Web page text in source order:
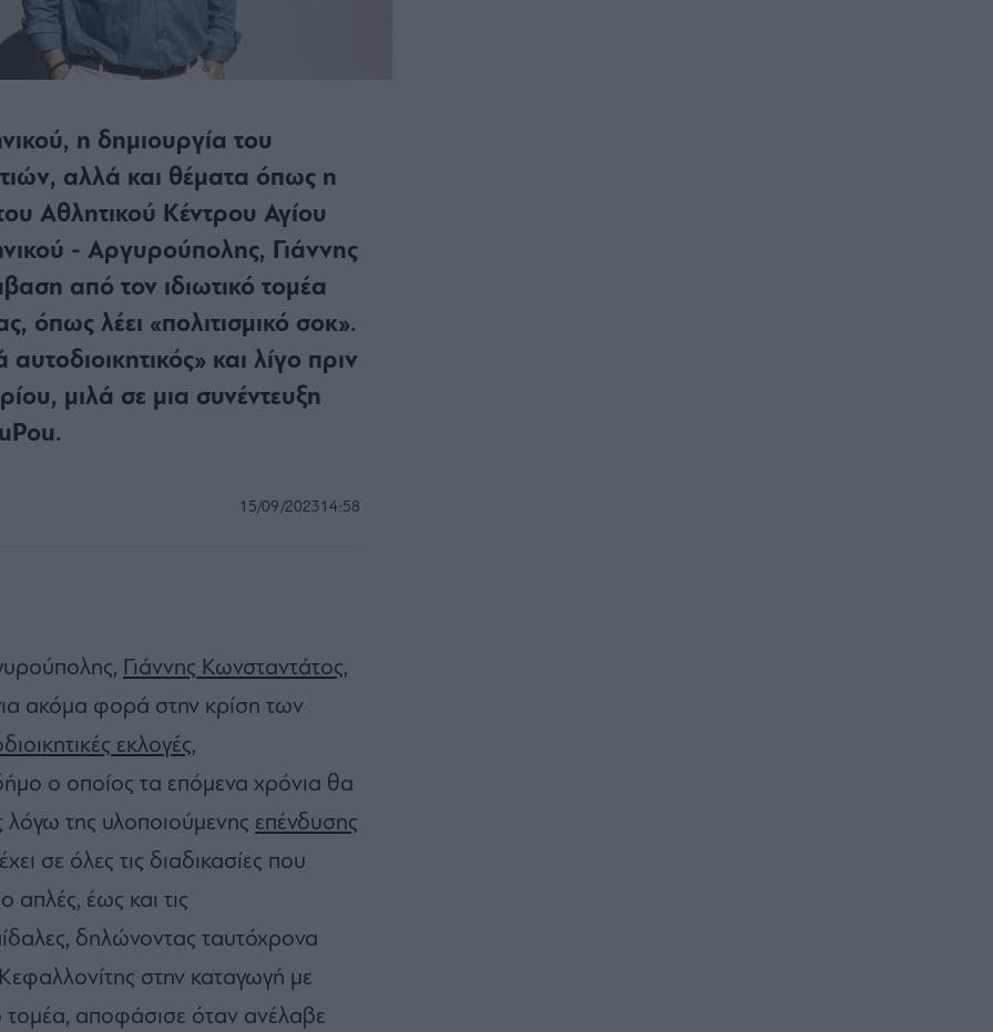
η δημιουργία του
αλλά και θέματα όπως η
Αθλητικού Κέντρου Αγίου
- Αργυρούπολης, Γιάννης
από τον ιδιωτικό τομέα
όπως λέει «πολιτισμικό σοκ».
και λίγο πριν
μιλά σε μια συνέντευξη
15/09/202314:58
Γιάννης Κωνσταντάτος,
ακόμα φορά στην κρίση των
εκλογές,
ο οποίος τα επόμενα χρόνια θα
της υλοποιούμενης επένδυσης
σε όλες τις διαδικασίες που
έως και τις
δηλώνοντας ταυτόχρονα
στην καταγωγή με
τομέα, αποφάσισε όταν ανέλαβε